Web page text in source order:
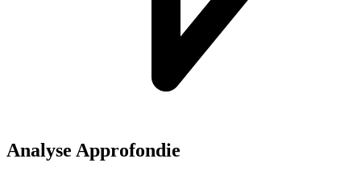
Analyse Approfondie